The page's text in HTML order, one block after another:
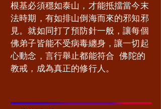
根基必須穩如泰山，才能抵擋當今末
法時期，有如排山倒海而來的邪知邪
見。就如同打了預防針一般，讓每個
佛弟子皆能不受病毒纏身，讓一切起
心動念，言行舉止都能符合 佛陀的
教戒，成為真正的修行人。